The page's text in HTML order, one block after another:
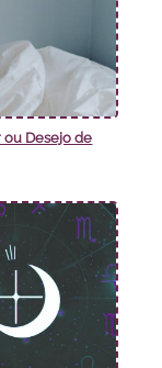
ou Desejo de